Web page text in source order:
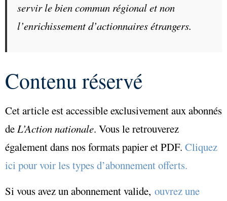
servir le bien commun régional et non
l’enrichissement d’actionnaires étrangers.
Contenu réservé
Cet article est accessible exclusivement aux abonnés
deL’Action nationale. Vous le retrouverez
également dans nos formats papier et PDF. Cliquez
ici pour voir les types d’abonnement offerts.
Si vous avez un abonnement valide, ouvrez une